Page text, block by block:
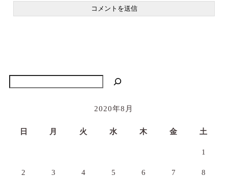
2020年8月
日 月 火 水 木 金 土
1
2 3 4 5 6 7 8